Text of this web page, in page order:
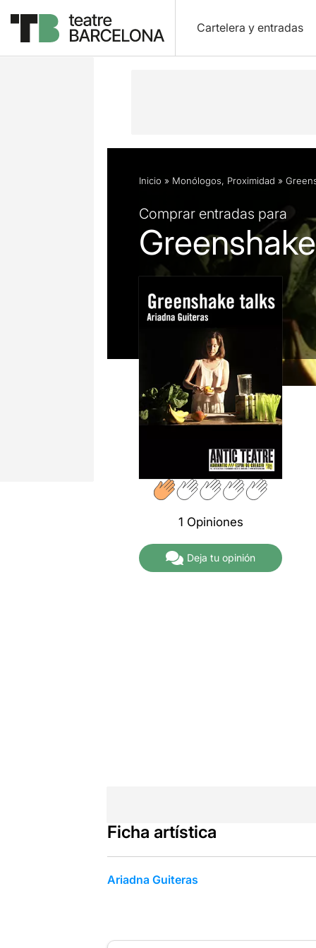
Cartelera y entradas
Descripción Ficha artística
Inicio » Monólogos, Proximidad »
Comprar entradas para
1 Opiniones
Deja tu opinión
Ficha artística
Ariadna Guiteras